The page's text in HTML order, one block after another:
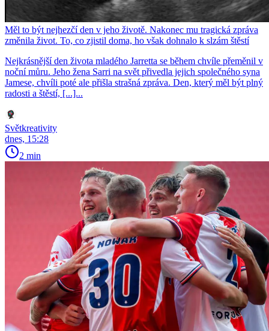
Měl to být nejhezčí den v jeho životě. Nakonec mu tragická zpráva
změnila život. To, co zjistil doma, ho však dohnalo k slzám štěstí
Nejkrásnější den života mladého Jarretta se během chvíle přeměnil v
noční můru. Jeho žena Sarri na svět přivedla jejich společného syna
Jamese, chvíli poté ale přišla strašná zpráva. Den, který měl být plný
radosti a štěstí, [...]...
Světkreativity
dnes, 15:28
2 min